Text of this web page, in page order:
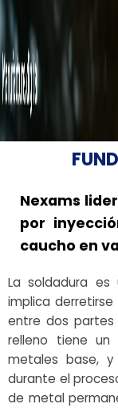
Nexams
por
caucho en
La soldadura
implica
entre dos
relleno tiene
metales base,
durante el
de metal